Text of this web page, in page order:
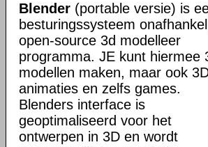
Blender (portable versie) is
besturingssysteem
open-source 3d modelleer
programma. JE kunt hiermee
modellen maken, maar ook
animaties en zelfs games.
Blenders interface is
geoptimaliseerd voor het
ontwerpen in 3D en wordt